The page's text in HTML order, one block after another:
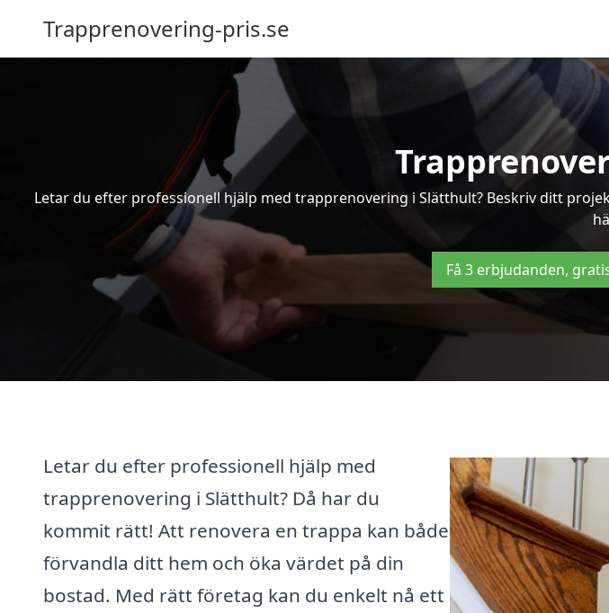
Trapprenovering-pris.se
Letar du efter professionell hjälp med trapprenovering i Slätthult? Beskriv ditt
Få 3 erbjudanden,
Letar du efter professionell hjälp med
trapprenovering i Slätthult? Då har du
kommit rätt! Att renovera en trappa kan både
förvandla ditt hem och öka värdet på din
bostad. Med rätt företag kan du enkelt nå ett